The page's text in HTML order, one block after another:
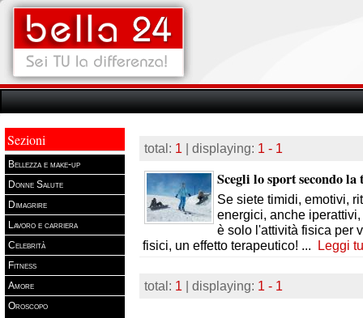
Sezioni
Bellezza e make-up
Donne Salute
Dimagrire
Lavoro e carriera
Celebrità
Fitness
Amore
Oroscopo
total: 1 | displaying: 1 - 1
Scegli lo sport secondo
Se siete timidi, emotivi,
energici, anche
è solo l'attività fisica per
fisici, un effetto terapeutico! ... Leggi
total: 1 | displaying: 1 - 1